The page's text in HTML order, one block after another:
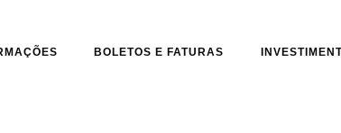
BOLETOS E FATURAS